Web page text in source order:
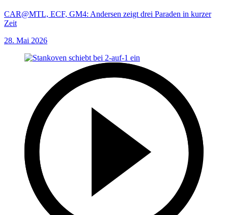
CAR@MTL, ECF, GM4: Andersen zeigt drei Paraden in kurzer
Zeit
28. Mai 2026